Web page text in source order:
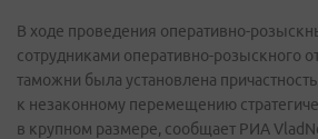
В ходе проведения оперативно-
сотрудниками оперативно-розыскного
таможни была установлена
к незаконному перемещению
в крупном размере, сообщает РИА